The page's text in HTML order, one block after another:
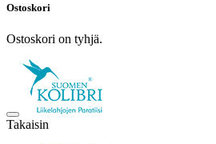
Ostoskori
Ostoskori on tyhjä.
Takaisin